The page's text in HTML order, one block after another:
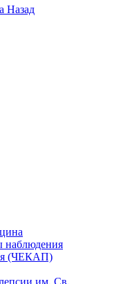
Назад
наблюдения
(ЧЕКАП)
им. Св.